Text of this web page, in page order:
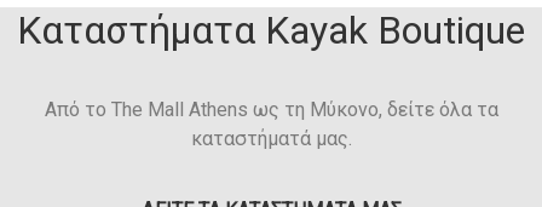
Καταστήματα Kayak Boutique
Από το The Mall Athens ως τη Μύκονο, δείτε όλα τα
καταστήματά μας.